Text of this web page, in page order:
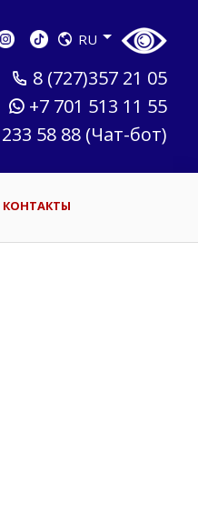
RU
8 (727)357 21 05
+7 701 513 11 55
58 88 (Чат-бот)
КОНТАКТЫ